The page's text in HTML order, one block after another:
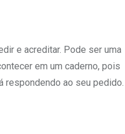
e acreditar. Pode ser uma
em um caderno, pois
respondendo ao seu pedido.